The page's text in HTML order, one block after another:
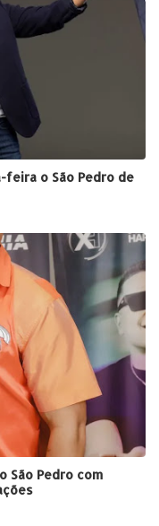
o São Pedro de
São Pedro com